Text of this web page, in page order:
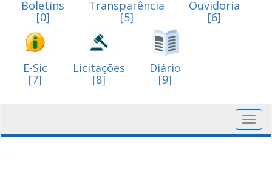
Boletins
[0]
Transparência
[5]
Ouvidoria
[6]
E-Sic
[7]
Licitações
[8]
Diário
[9]